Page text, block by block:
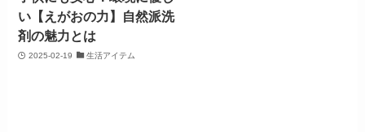
い【えがおの力】自然派洗
剤の魅力とは
2025-02-19 生活アイテム